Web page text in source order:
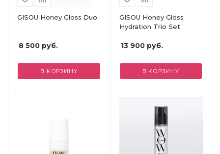
GISOU Honey Gloss Duo
8 500 руб.
В КОРЗИНУ
GISOU Honey Gloss
Hydration Trio Set
13 900руб.
В КОРЗИНУ